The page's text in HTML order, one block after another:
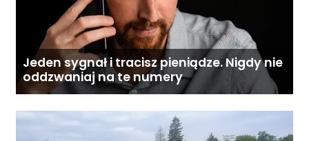
Jeden sygnał i tracisz pieniądze. Nigdy nie
oddzwaniaj na te numery